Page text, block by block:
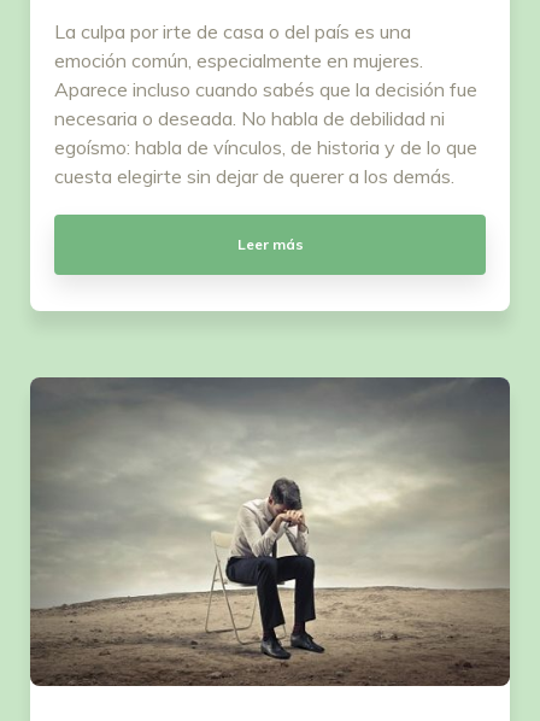
La culpa por irte de casa o del país es una
emoción común, especialmente en mujeres.
Aparece incluso cuando sabés que la decisión fue
necesaria o deseada. No habla de debilidad ni
egoísmo: habla de vínculos, de historia y de lo que
cuesta elegirte sin dejar de querer a los demás.
Leer más